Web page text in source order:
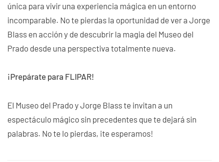
única para vivir una experiencia mágica en un entorno
incomparable. No te pierdas la oportunidad de ver a Jorge
Blass en acción y de descubrir la magia del Museo del
Prado desde una perspectiva totalmente nueva.
¡Prepárate para FLIPAR!
El Museo del Prado y Jorge Blass te invitan a un
espectáculo mágico sin precedentes que te dejará sin
palabras. No te lo pierdas, ¡te esperamos!